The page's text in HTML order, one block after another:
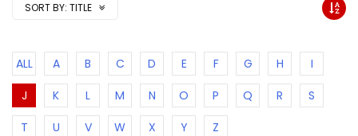
SORT BY: TITLE
ALL A B C D E F G H
I
J
K L M N O P Q R
S
T
U V W X Y Z